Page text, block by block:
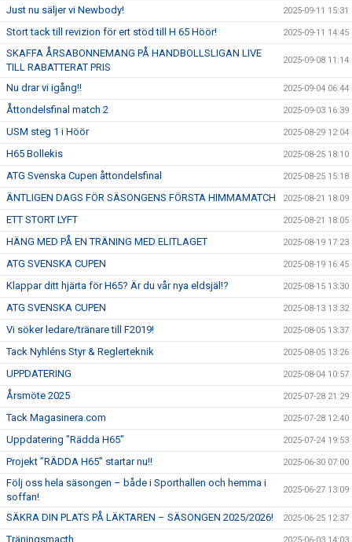
Just nu säljer vi Newbody! 2025-09-11 15:31
Stort tack till revizion för ert stöd till H 65 Höör! 2025-09-11 14:45
SKAFFA ÅRSABONNEMANG PÅ HANDBOLLSLIGAN LIVE
TILL RABATTERAT PRIS
2025-09-08 11:14
Nu drar vi igång!! 2025-09-04 06:44
Åttondelsfinal match 2 2025-09-03 16:39
USM steg 1 i Höör 2025-08-29 12:04
H65 Bollekis 2025-08-25 18:10
ATG Svenska Cupen åttondelsfinal 2025-08-25 15:18
ÄNTLIGEN DAGS FÖR SÄSONGENS FÖRSTA HIMMAMATCH 2025-08-21 18:09
ETT STORT LYFT 2025-08-21 18:05
HÄNG MED PÅ EN TRÄNING MED ELITLAGET 2025-08-19 17:23
ATG SVENSKA CUPEN 2025-08-19 16:45
Klappar ditt hjärta för H65? Är du vår nya eldsjäl!? 2025-08-15 13:30
ATG SVENSKA CUPEN 2025-08-13 13:32
Vi söker ledare/tränare till F2019! 2025-08-05 13:37
Tack Nyhléns Styr & Reglerteknik 2025-08-05 13:26
UPPDATERING 2025-08-04 10:57
Årsmöte 2025 2025-07-28 21:29
Tack Magasinera.com 2025-07-28 12:40
Uppdatering "Rädda H65" 2025-07-24 19:53
Projekt ”RÄDDA H65” startar nu!! 2025-06-30 07:00
Följ oss hela säsongen – både i Sporthallen och hemma i
soffan!
2025-06-27 13:09
SÄKRA DIN PLATS PÅ LÄKTAREN – SÄSONGEN 2025/2026! 2025-06-25 12:37
Träningsmacth